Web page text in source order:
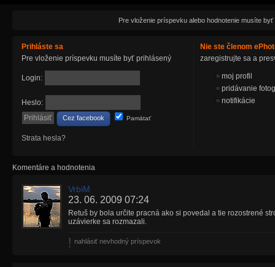
Pre vloženie príspevku alebo hodnotenie musíte byť
Prihláste sa
Pre vloženie príspevku musíte byť prihlásený
Login:
Heslo:
Cez facebook Pamätať
Strata hesla?
Nie ste členom
zaregistrujte sa a
moj profil
pridávanie
notifikácie
Komentáre a hodnotenia
VrbiM
23. 06. 2009 07:24
Retuš by bola určite pracná ako si povedal a tie rozostrené
uzávierke sa rozmazali.
nahlásiť nevhodný príspevok